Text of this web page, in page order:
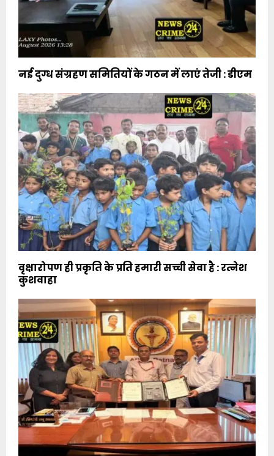
नई दुग्ध संग्रहण समितियों के गठन में लाएं तेजी : डीएम
वृक्षारोपण ही प्रकृति के प्रति हमारी सच्ची सेवा है : रत्नेश
कुशवाहा